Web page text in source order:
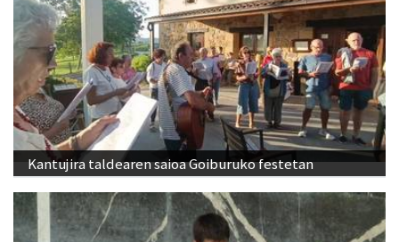
Kantujira taldearen saioa Goiburuko festetan